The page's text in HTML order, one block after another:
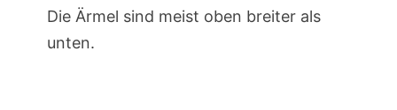
Die Ärmel sind meist oben breiter als
unten.